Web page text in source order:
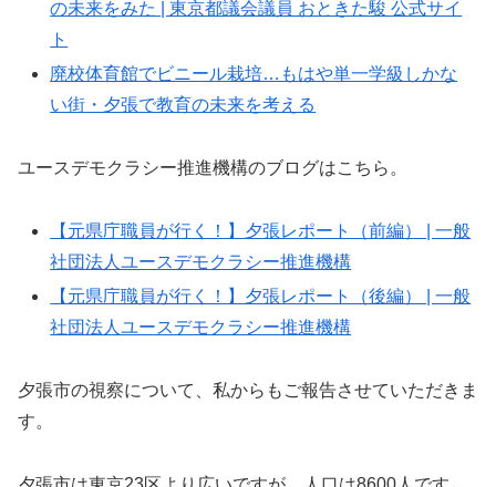
の未来をみた | 東京都議会議員 おときた駿 公式サイ
ト
廃校体育館でビニール栽培…もはや単一学級しかな
い街・夕張で教育の未来を考える
ユースデモクラシー推進機構のブログはこちら。
【元県庁職員が行く！】夕張レポート（前編） | 一般
社団法人ユースデモクラシー推進機構
【元県庁職員が行く！】夕張レポート（後編） | 一般
社団法人ユースデモクラシー推進機構
夕張市の視察について、私からもご報告させていただきま
す。